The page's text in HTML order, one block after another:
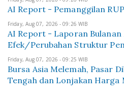
AI Report - Pemanggilan
Friday, Aug 07, 2026 - 09:26 WIB
AI Report - Laporan Bulanan
Efek/Perubahan Struktur
Friday, Aug 07, 2026 - 09:25 WIB
Bursa Asia Melemah, Pasar
Tengah dan Lonjakan Harga